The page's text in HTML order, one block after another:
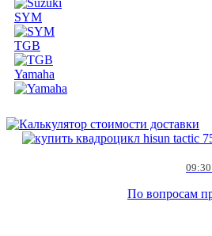
SYM
TGB
Yamaha
По вопросам